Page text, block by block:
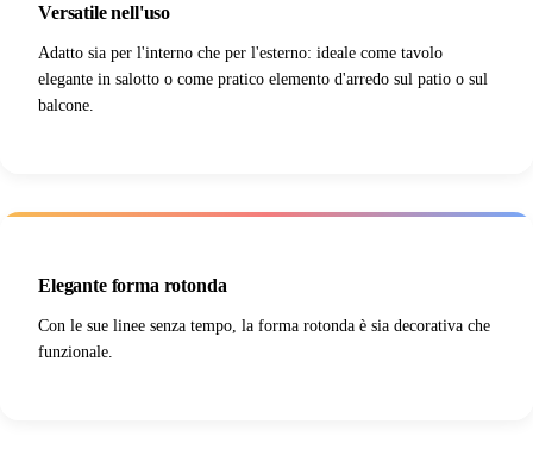
Versatile nell'uso
Adatto sia per l'interno che per l'esterno: ideale come tavolo
elegante in salotto o come pratico elemento d'arredo sul patio o sul
balcone.
Elegante forma rotonda
Con le sue linee senza tempo, la forma rotonda è sia decorativa che
funzionale.